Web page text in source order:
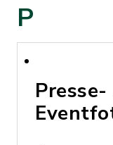
P
Presse-